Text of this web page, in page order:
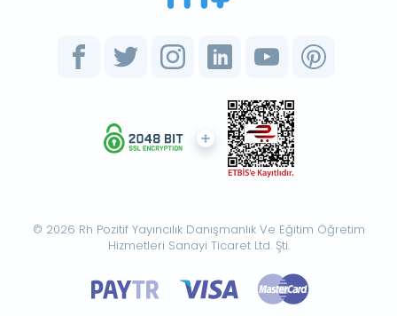
© 2026 Rh Pozitif Yayıncılık Danışmanlık Ve Eğitim Öğretim
Hizmetleri Sanayi Ticaret Ltd. Şti.